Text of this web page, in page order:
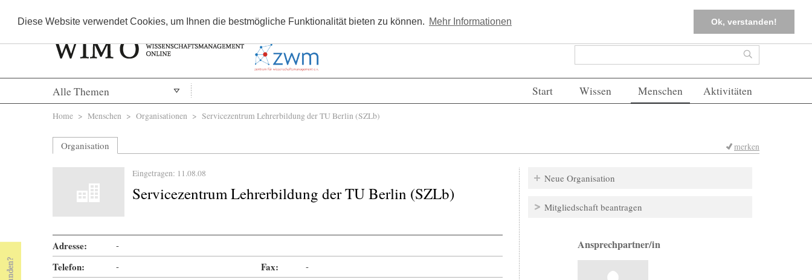
Diese Website verwendet Cookies, um Ihnen die bestmögliche Funktionalität bieten zu können. Mehr Informationen Ok, verstanden!
Kostenlos registrieren FAQs Einloggen
Suchformular Suche
Alle Themen Start Wissen Menschen Aktivitäten
Sie sind hier
Home > Menschen > Organisationen > Servicezentrum Lehrerbildung der TU Berlin (SZLb)
Organisation merken
Eingetragen: 11.08.08
Servicezentrum Lehrerbildung der TU Berlin (SZLb)
Adresse: -
Telefon: - Fax: -
Neue Organisation
Mitgliedschaft beantragen
Ansprechpartner/in